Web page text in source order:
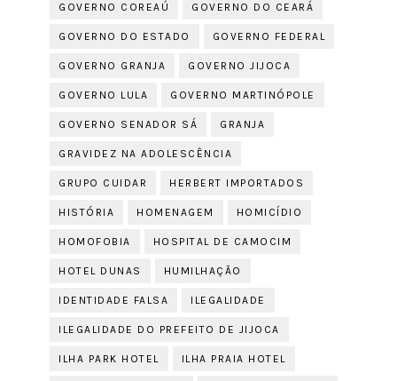
GOVERNO COREAÚ GOVERNO DO CEARÁ
GOVERNO DO ESTADO GOVERNO FEDERAL
GOVERNO GRANJA GOVERNO JIJOCA
GOVERNO LULA GOVERNO MARTINÓPOLE
GOVERNO SENADOR SÁ GRANJA
GRAVIDEZ NA ADOLESCÊNCIA
GRUPO CUIDAR HERBERT IMPORTADOS
HISTÓRIA HOMENAGEM HOMICÍDIO
HOMOFOBIA HOSPITAL DE CAMOCIM
HOTEL DUNAS HUMILHAÇÃO
IDENTIDADE FALSA ILEGALIDADE
ILEGALIDADE DO PREFEITO DE JIJOCA
ILHA PARK HOTEL ILHA PRAIA HOTEL